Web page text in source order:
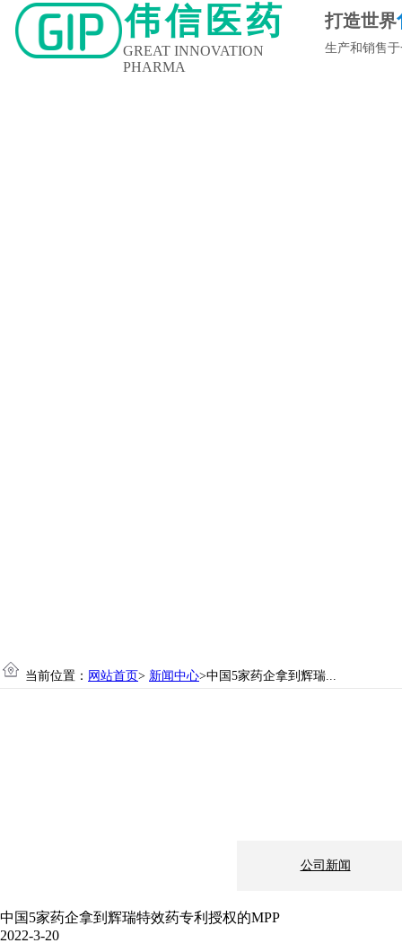
伟信医药
GREAT INNOVATION
PHARMA
打造世界
生产和销售
公司新闻
当前位置： 网站首页> 新闻中心>中国5家药企拿到辉瑞...
中国5家药企拿到辉瑞特效药专利授权的MPP
2022-3-20